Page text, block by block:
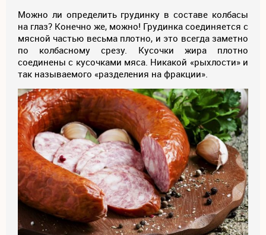
Можно ли определить грудинку в составе колбасы
на глаз? Конечно же, можно! Грудинка соединяется с
мясной частью весьма плотно, и это всегда заметно
по колбасному срезу. Кусочки жира плотно
соединены с кусочками мяса. Никакой «рыхлости» и
так называемого «разделения на фракции».